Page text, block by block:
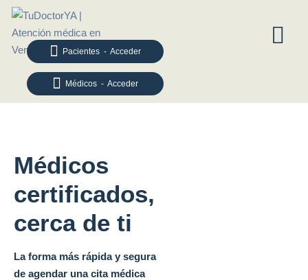
Médicos - Acceder
Pacientes - Acceder
Médicos
certificados,
cerca de ti
La forma más rápida y segura
de agendar una cita médica